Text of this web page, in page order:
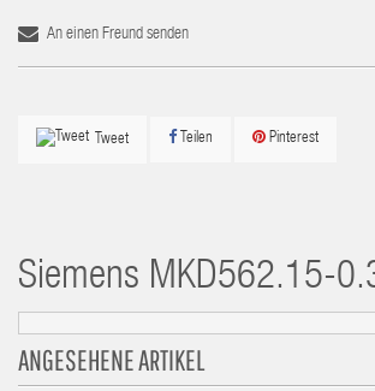
An einen Freund senden
Tweet Teilen Pinterest
Siemens MKD562.15-
ANGESEHENE ARTIKEL